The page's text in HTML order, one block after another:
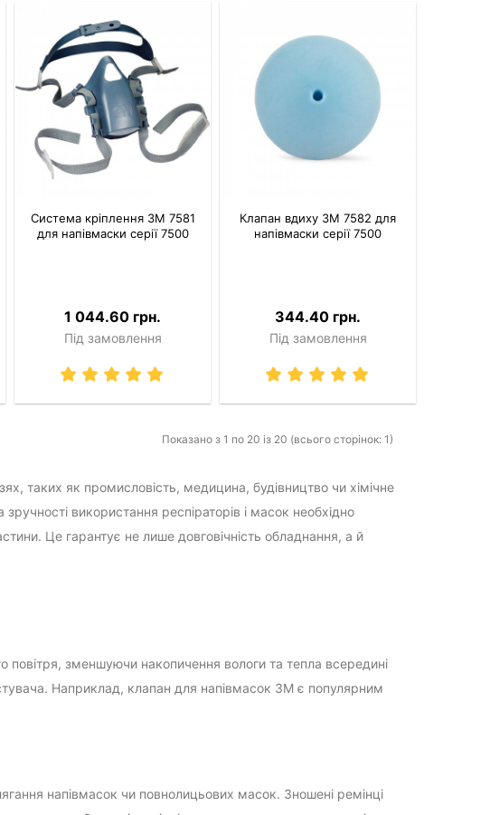
Система кріплення 3M 7581
для напівмаски серії 7500
1 044.60 грн.
Під замовлення
Клапан вдиху 3M 7582 для
напівмаски серії 7500
344.40 грн.
Під замовлення
Показано з 1 по 20 із 20 (всього сторінок: 1)
таких як промисловість, медицина, будівництво чи хімічне
використання респіраторів і масок необхідно
Це гарантує не лише довговічність обладнання, а й
зменшуючи накопичення вологи та тепла всередині
Наприклад, клапан для напівмасок 3M є популярним
напівмасок чи повнолицьових масок. Зношені ремінці